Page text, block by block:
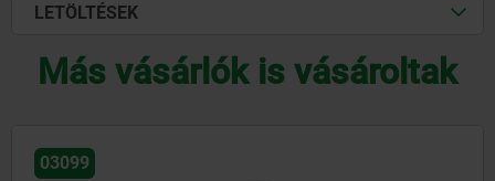
LETÖLTÉSEK
Más vásárlók is vásároltak
03099